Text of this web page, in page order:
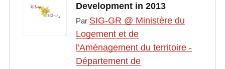
Development in 2013
Par SIG-GR @ Ministère du
Logement et de
l'Aménagement du territoire -
Département de